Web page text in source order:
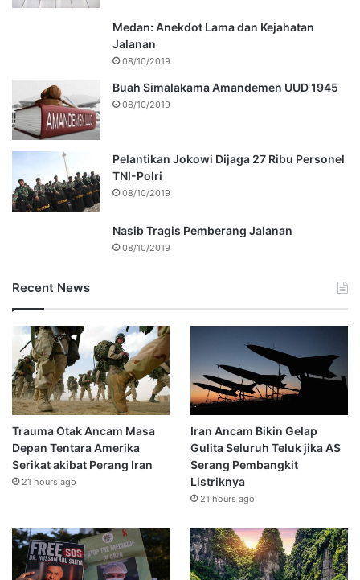
Medan: Anekdot Lama dan Kejahatan
Jalanan
08/10/2019
Buah Simalakama Amandemen UUD 1945
08/10/2019
Pelantikan Jokowi Dijaga 27 Ribu Personel
TNI-Polri
08/10/2019
Nasib Tragis Pemberang Jalanan
08/10/2019
Recent News
Trauma Otak Ancam Masa
Depan Tentara Amerika
Serikat akibat Perang Iran
21 hours ago
Iran Ancam Bikin Gelap
Gulita Seluruh Teluk jika AS
Serang Pembangkit
Listriknya
21 hours ago